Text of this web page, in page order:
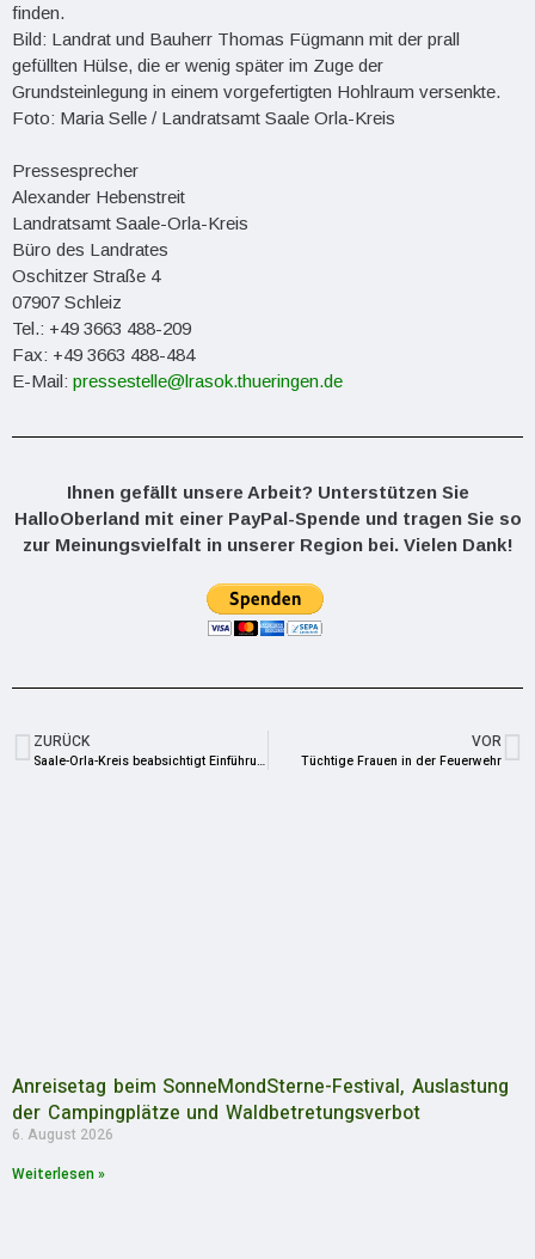
finden.
Bild: Landrat und Bauherr Thomas Fügmann mit der prall
gefüllten Hülse, die er wenig später im Zuge der
Grundsteinlegung in einem vorgefertigten Hohlraum versenkte.
Foto: Maria Selle / Landratsamt Saale Orla-Kreis
Pressesprecher
Alexander Hebenstreit
Landratsamt Saale-Orla-Kreis
Büro des Landrates
Oschitzer Straße 4
07907 Schleiz
Tel.: +49 3663 488-209
Fax: +49 3663 488-484
E-Mail: pressestelle@lrasok.thueringen.de
Ihnen gefällt unsere Arbeit? Unterstützen Sie
HalloOberland mit einer PayPal-Spende und tragen Sie so
zur Meinungsvielfalt in unserer Region bei. Vielen Dank!
ZURÜCK
Saale-Orla-Kreis beabsichtigt Einführung einer Bezahlkarte für Asylsuchende
VOR
Tüchtige Frauen in der Feuerwehr
Anreisetag beim SonneMondSterne-Festival, Auslastung
der Campingplätze und Waldbetretungsverbot
6. August 2026
Weiterlesen »